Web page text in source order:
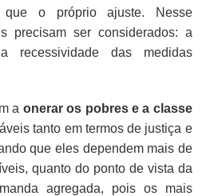
que o próprio ajuste. Nesse
precisam ser considerados: a
recessividade das medidas
a onerar os pobres e a classe
tanto em termos de justiça e
que eles dependem mais de
quanto do ponto de vista da
agregada, pois os mais